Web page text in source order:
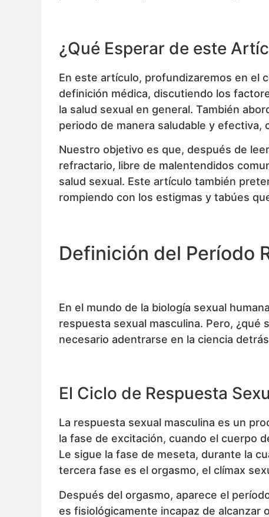
¿Qué Esperar de este
En este artículo, profundizaremos en el
definición médica, discutiendo los
la salud sexual en general. También
periodo de manera saludable y
Nuestro objetivo es que, después de
refractario, libre de malentendidos
salud sexual. Este artículo también
rompiendo con los estigmas y tabúes
Definición del Período
En el mundo de la biología sexual
respuesta sexual masculina. Pero, ¿qué
necesario adentrarse en la ciencia
El Ciclo de Respuesta
La respuesta sexual masculina es un
la fase de excitación, cuando el cuerpo
Le sigue la fase de meseta, durante la
tercera fase es el orgasmo, el clímax
Después del orgasmo, aparece el
es fisiológicamente incapaz de